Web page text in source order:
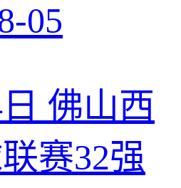
05
佛山西
赛32强